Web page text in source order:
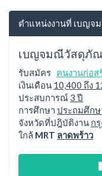
ตำแหน่งงานที่ เบญ
เบญจมณีวัสดุภั
รับสมัคร คนงานก่อส
เงินเดือน 10,400 ถึง
ประสบการณ์ 3 ปี
การศึกษา ประถมศึกษ
จังหวัดที่ปฎิบัติงาน ก
ใกล้ MRT ลาดพร้าว